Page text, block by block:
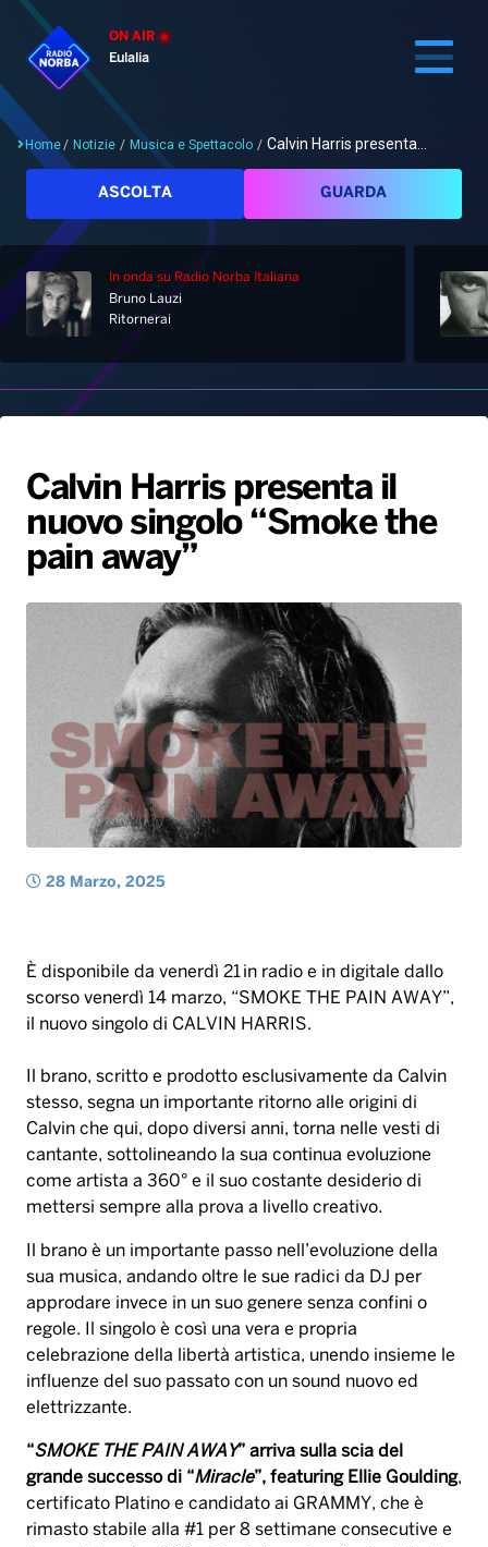
ON AIR
Eulalia
Cerca
Home
Palinsesto
Hit Dance
Giochi&Concorsi
PALATOUR
Notizie
Locali
Musica e Spettacolo
Sport
Radio Norba Consiglia
Leggerissime
Playlist
Generale
Novità
Notiziario
Interviste
Oroscopo
Speciale Astrabilia 2026
Gallery
Radio Norba News TV
Voce al Bari
Battiti Live 2026
Gallery
Home/ Notizie / Musica e Spettacolo / Calvin Harris presenta...
ASCOLTA GUARDA
In onda su Radio Norba Italiana
Bruno Lauzi
Ritornerai
Calvin Harris presenta il
nuovo singolo “Smoke the
pain away”
28 Marzo, 2025
È disponibile da venerdì 21 in radio e in digitale dallo
scorso venerdì 14 marzo, “SMOKE THE PAIN AWAY”,
il nuovo singolo di CALVIN HARRIS.
Il brano, scritto e prodotto esclusivamente da Calvin
stesso, segna un importante ritorno alle origini di
Calvin che qui, dopo diversi anni, torna nelle vesti di
cantante, sottolineando la sua continua evoluzione
come artista a 360° e il suo costante desiderio di
mettersi sempre alla prova a livello creativo.
Il brano è un importante passo nell’evoluzione della
sua musica, andando oltre le sue radici da DJ per
approdare invece in un suo genere senza confini o
regole. Il singolo è così una vera e propria
celebrazione della libertà artistica, unendo insieme le
influenze del suo passato con un sound nuovo ed
elettrizzante.
“SMOKE THE PAIN AWAY” arriva sulla scia del
grande successo di “Miracle”, featuring Ellie Goulding,
certificato Platino e candidato ai GRAMMY, che è
rimasto stabile alla #1 per 8 settimane consecutive e